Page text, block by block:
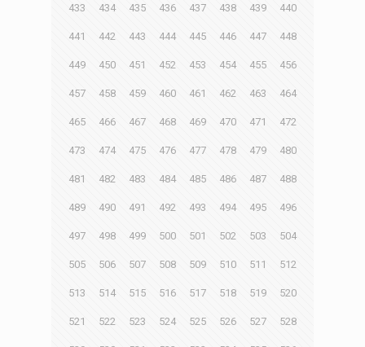
433 434 435 436 437 438 439 440
441 442 443 444 445 446 447 448
449 450 451 452 453 454 455 456
457 458 459 460 461 462 463 464
465 466 467 468 469 470 471 472
473 474 475 476 477 478 479 480
481 482 483 484 485 486 487 488
489 490 491 492 493 494 495 496
497 498 499 500 501 502 503 504
505 506 507 508 509 510 511 512
513 514 515 516 517 518 519 520
521 522 523 524 525 526 527 528